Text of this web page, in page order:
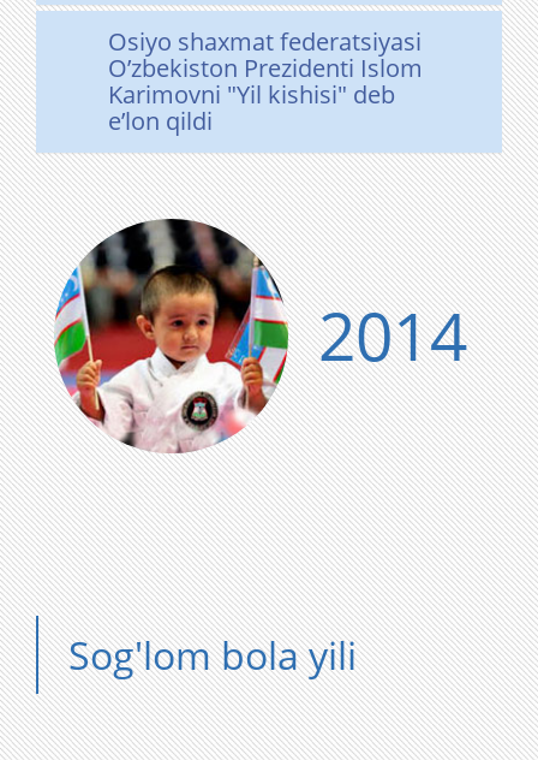
Osiyo shaxmat federatsiyasi
O’zbekiston Prezidenti Islom
Karimovni "Yil kishisi" deb
e’lon qildi
2014
Sog'lom bola yili